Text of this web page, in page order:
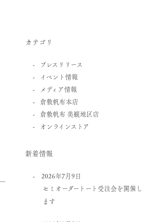
カテゴリ
プレスリリース
イベント情報
メディア情報
倉敷帆布本店
倉敷帆布 美観地区店
オンラインストア
新着情報
2026年7月9日
セミオーダートート受注会を開催し
ます